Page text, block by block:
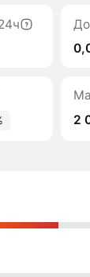
2